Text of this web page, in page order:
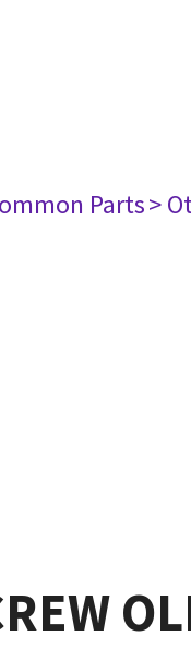
Parts>